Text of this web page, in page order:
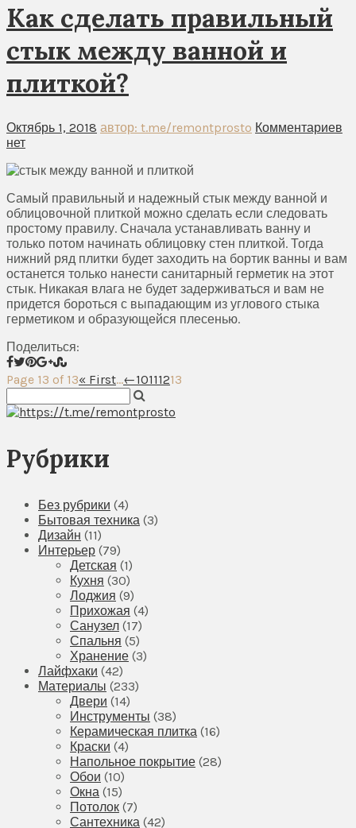
Как сделать правильный
стык между ванной и
плиткой?
Октябрь 1, 2018 автор: t.me/remontprosto Комментариев
нет
Самый правильный и надежный стык между ванной и
облицовочной плиткой можно сделать если следовать
простому правилу. Сначала устанавливать ванну и
только потом начинать облицовку стен плиткой. Тогда
нижний ряд плитки будет заходить на бортик ванны и вам
останется только нанести санитарный герметик на этот
стык. Никакая влага не будет задерживаться и вам не
придется бороться с выпадающим из углового стыка
герметиком и образующейся плесенью.
Поделиться:
Page 13 of 13« First...←10111213
Рубрики
Без рубрики (4)
Бытовая техника (3)
Дизайн (11)
Интерьер (79)
Детская (1)
Кухня (30)
Лоджия (9)
Прихожая (4)
Санузел (17)
Спальня (5)
Хранение (3)
Лайфхаки (42)
Материалы (233)
Двери (14)
Инструменты (38)
Керамическая плитка (16)
Краски (4)
Напольное покрытие (28)
Обои (10)
Окна (15)
Потолок (7)
Сантехника (42)